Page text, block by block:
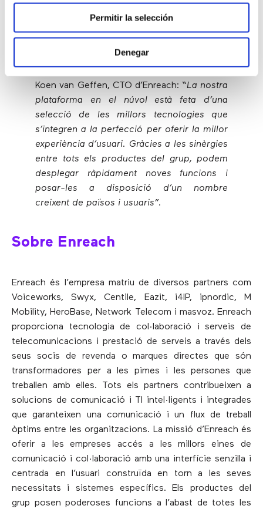
Permitir la selección
Denegar
“Cada fita d’integració ens apropa a
l’objectiu d’oferir el centre únic d’UCaaS
més complet d’Europa, en benefici de
proveïdors de serveis, distribuïdors i
Koen van Geffen, CTO d’Enreach:“La nostra
plataforma en el núvol està feta d’una
selecció de les millors tecnologies que
s’integren a la perfecció per oferir la millor
experiència d’usuari. Gràcies a les sinèrgies
entre tots els productes del grup, podem
desplegar ràpidament noves funcions i
posar-les a disposició d’un nombre
creixent de països i usuaris”.
Sobre Enreach
Enreach és l’empresa matriu de diversos partners com
Voiceworks, Swyx, Centile, Eazit, i4IP, ipnordic, M
Mobility, HeroBase, Network Telecom i masvoz. Enreach
proporciona tecnologia de col·laboració i serveis de
telecomunicacions i prestació de serveis a través dels
seus socis de revenda o marques directes que són
transformadores per a les pimes i les persones que
treballen amb elles. Tots els partners contribueixen a
solucions de comunicació i TI intel·ligents i integrades
que garanteixen una comunicació i un flux de treball
òptims entre les organitzacions. La missió d’Enreach és
oferir a les empreses accés a les millors eines de
comunicació i col·laboració amb una interfície senzilla i
centrada en l’usuari construïda en torn a les seves
necessitats i sistemes específics. Els productes del
grup posen poderoses funcions a l’abast de totes les